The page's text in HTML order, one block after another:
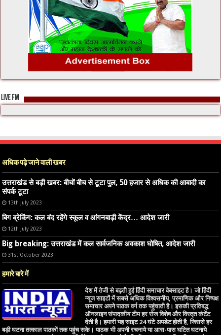
LIVE FM
अधिक पढ़े जाने वाली खबर
उत्तराखंड से बड़ी खबर: बीचों बीच से टूटा पुल, 50 हजार से अधिक की आबादी का
संपर्क टूटा
13th July 2023
बिग ब्रेकिंग: कल बंद रहेंगे स्कूल व आंगनबाड़ी केंद्र… आदेश जारी
12th July 2023
Big breaking: उत्तराखंड में कल सार्वजनिक अवकाश घोषित, आदेश जारी
31st October 2023
हमारे बारे में
देश में तेजी से बढ़ती हुई हिंदी समाचार वेबसाइट है। जो हिंदी
न्यूज साइटों में सबसे अधिक विश्वसनीय, प्रमाणिक और निष्पक्ष
समाचार अपने पाठक वर्ग तक पहुंचाती है। इसकी प्रतिबद्ध
ऑनलाइन संपादकीय टीम हर रोज विशेष और विस्तृत कंटेंट
देती है। हमारी यह साइट 24 घंटे अपडेट होती है, जिससे हर
बड़ी घटना तत्काल पाठकों तक पहुंच सके। पाठक भी अपनी रचनाये या आस-पास घटित घटनाये